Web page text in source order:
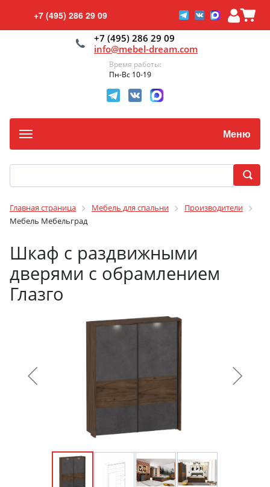
+7 (495) 286 29 09
+7 (495) 286 29 09
info@mebel-dream.com
Время работы:
Пн-Вс 10-19
Меню
Главная страница Мебель для спальни
Производители
Мебель Мебельград
Шкаф с раздвижными
дверями с обрамлением
Глазго